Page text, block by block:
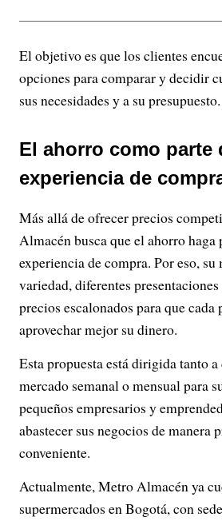
El objetivo es que los clientes
opciones para comparar y decidir
sus necesidades y a su presupuesto.
El ahorro como parte
experiencia de
Más allá de ofrecer precios
Almacén busca que el ahorro haga
experiencia de compra. Por eso,
variedad, diferentes
precios escalonados para que
aprovechar mejor su dinero.
Esta propuesta está dirigida tanto
mercado semanal o mensual para
pequeños empresarios y
abastecer sus negocios de manera
conveniente.
Actualmente, Metro Almacén ya
supermercados en Bogotá, con